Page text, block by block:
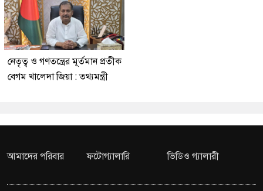
নেতৃত্ব ও গণতন্ত্রের মূর্তমান প্রতীক
বেগম খালেদা জিয়া : তথ্যমন্ত্রী
আমাদের পরিবার ফটোগ্যালারি ভিডিও গ্যালারী